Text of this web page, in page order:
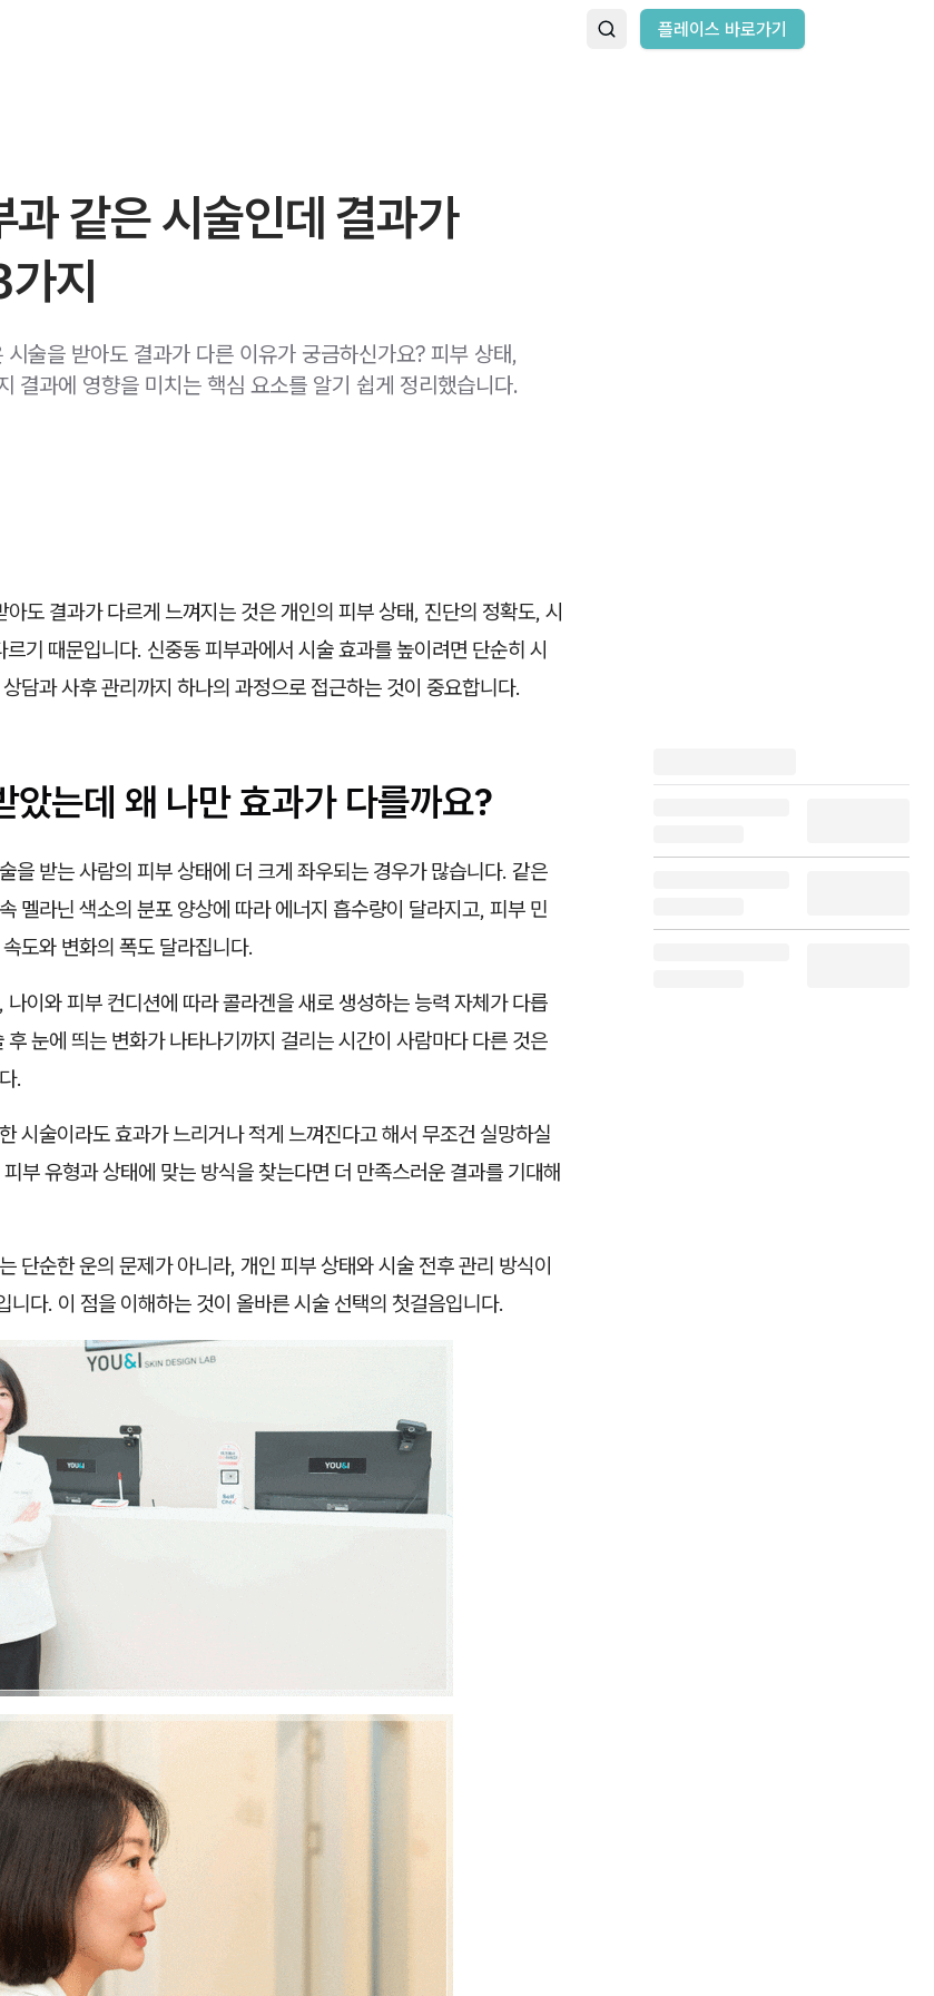
플레이스 바로가기
과 같은 시술인데 결과가
지
술을 받아도 결과가 다른 이유가 궁금하신가요? 피부 상태,
결과에 영향을 미치는 핵심 요소를 알기 쉽게 정리했습니다.
아도 결과가 다르게 느껴지는 것은 개인의 피부 상태, 진단의 정확도, 시
기 때문입니다. 신중동 피부과에서 시술 효과를 높이려면 단순히 시
담과 사후 관리까지 하나의 과정으로 접근하는 것이 중요합니다.
았는데 왜 나만 효과가 다를까요?
을 받는 사람의 피부 상태에 더 크게 좌우되는 경우가 많습니다. 같은
멜라닌 색소의 분포 양상에 따라 에너지 흡수량이 달라지고, 피부 민
도와 변화의 폭도 달라집니다.
나이와 피부 컨디션에 따라 콜라겐을 새로 생성하는 능력 자체가 다릅
후 눈에 띄는 변화가 나타나기까지 걸리는 시간이 사람마다 다른 것은
.
시술이라도 효과가 느리거나 적게 느껴진다고 해서 무조건 실망하실
부 유형과 상태에 맞는 방식을 찾는다면 더 만족스러운 결과를 기대해
단순한 운의 문제가 아니라, 개인 피부 상태와 시술 전후 관리 방식이
니다. 이 점을 이해하는 것이 올바른 시술 선택의 첫걸음입니다.